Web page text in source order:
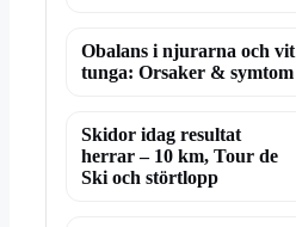
Obalans i njurarna och vit
tunga: Orsaker & symtom
Skidor idag resultat
herrar – 10 km, Tour de
Ski och störtlopp